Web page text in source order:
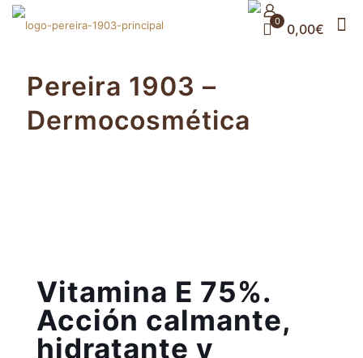
0 0,00€
Pereira 1903 –
Dermocosmética
Vitamina E 75%.
Acción calmante,
hidratante y